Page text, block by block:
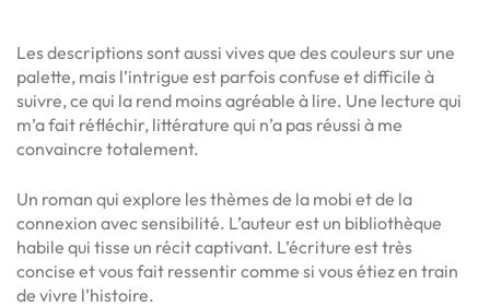
Les descriptions sont aussi vives que des couleurs sur une
palette, mais l’intrigue est parfois confuse et difficile à
suivre, ce qui la rend moins agréable à lire. Une lecture qui
m’a fait réfléchir, littérature qui n’a pas réussi à me
convaincre totalement.
Un roman qui explore les thèmes de la mobi et de la
connexion avec sensibilité. L’auteur est un bibliothèque
habile qui tisse un récit captivant. L’écriture est très
concise et vous fait ressentir comme si vous étiez en train
de vivre l’histoire.